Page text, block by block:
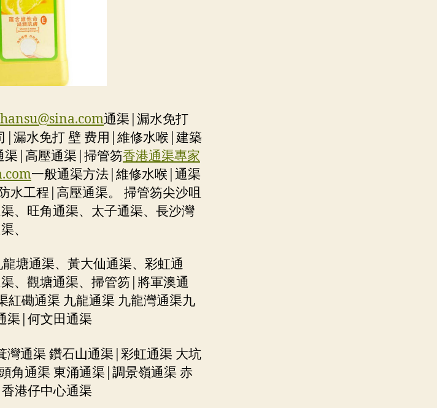
通渠|漏水免打
|漏水免打 壁 费用|維修水喉|建築
渠|高壓通渠|掃管笏香港通渠專家
一般通渠方法|維修水喉|通渠
工程|高壓通渠。 掃管笏尖沙咀
、旺角通渠、太子通渠、長沙灣
、
塘通渠、黃大仙通渠、彩虹通
、觀塘通渠、掃管笏|將軍澳通
磡通渠 九龍通渠 九龍灣通渠九
渠|何文田通渠
灣通渠 鑽石山通渠|彩虹通渠 大坑
角通渠 東涌通渠|調景嶺通渠 赤
港仔中心通渠